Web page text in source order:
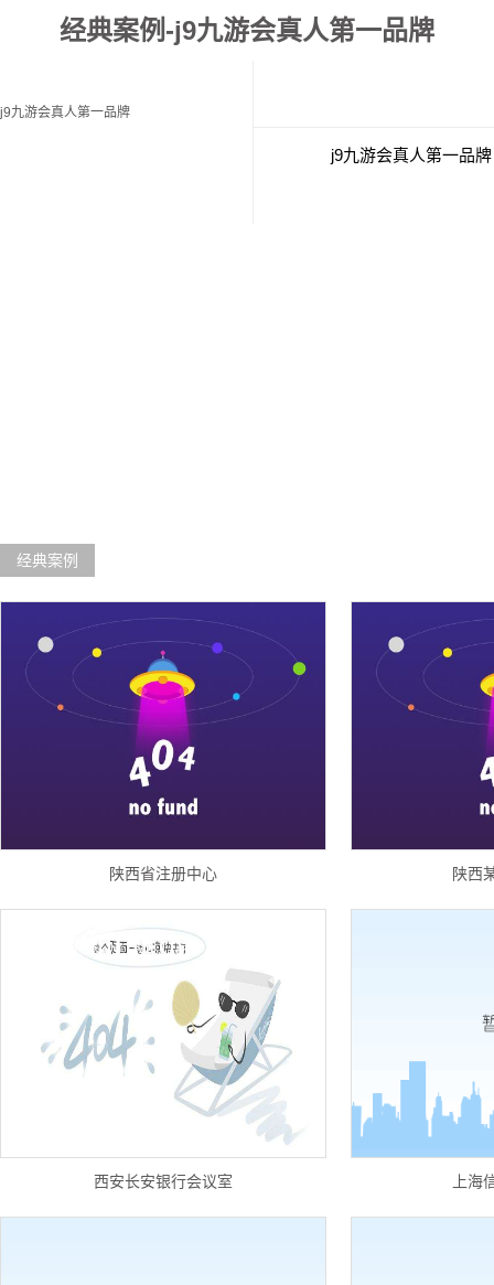
经典案例-j9九游会真人第一品牌
j9九游会真人第一品牌
j9九游会真人第一品牌
经典案例
陕西省注册中心 陕西
西安长安银行会议室 上海